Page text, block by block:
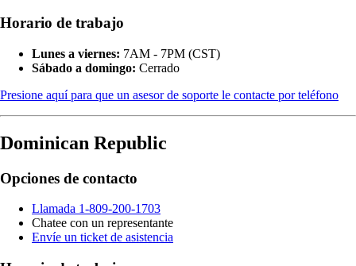
Horario de trabajo
Lunes a viernes: 7AM - 7PM (CST)
Sábado a domingo: Cerrado
Presione aquí para que un asesor de soporte le contacte por teléfono
Dominican Republic
Opciones de contacto
Llamada 1-809-200-1703
Chatee con un representante
Envíe un ticket de asistencia